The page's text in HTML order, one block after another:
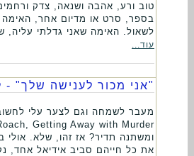
טוב ורע, אהבה ושנאה, צדק
בספר, סרט או מדיום אחר, האימה
לשאול. האימה שאני גדלתי עליה,
עוד...
"אני מכור לענישה שלך"
ומשתנה תדיר? אז זהו, שלא.
את כל חייהם סביב אידיאל אחד,